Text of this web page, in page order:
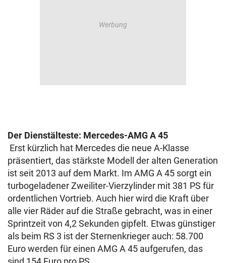
Der Dienstälteste: Mercedes-AMG A 45
Erst kürzlich hat Mercedes die neue A-Klasse
präsentiert, das stärkste Modell der alten Generation
ist seit 2013 auf dem Markt. Im AMG A 45 sorgt ein
turbogeladener Zweiliter-Vierzylinder mit 381 PS für
ordentlichen Vortrieb. Auch hier wird die Kraft über
alle vier Räder auf die Straße gebracht, was in einer
Sprintzeit von 4,2 Sekunden gipfelt. Etwas günstiger
als beim RS 3 ist der Sternenkrieger auch: 58.700
Euro werden für einen AMG A 45 aufgerufen, das